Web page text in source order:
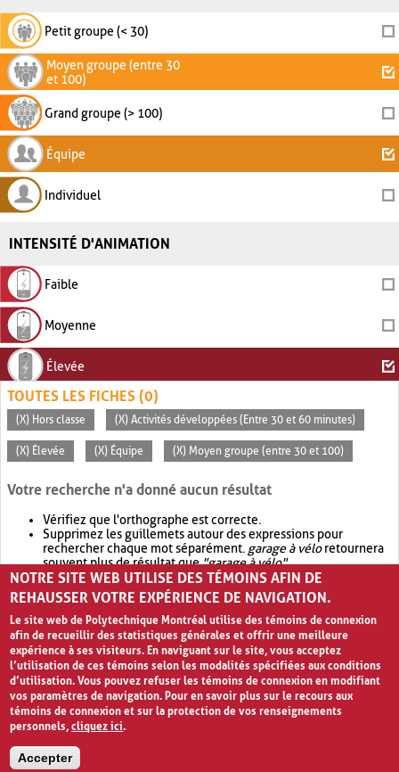
Petit groupe (< 30)
Moyen groupe (entre 30
et 100)
Grand groupe (> 100)
Équipe
Individuel
INTENSITÉ D'ANIMATION
Faible
Moyenne
Élevée
TOUTES LES FICHES (0)
(X) Hors classe (X) Activités développées (Entre 30 et 60 minutes)
(X) Élevée (X) Équipe (X) Moyen groupe (entre 30 et 100)
Votre recherche n'a donné aucun résultat
Vérifiez que l'orthographe est correcte.
Supprimez les guillemets autour des expressions pour
rechercher chaque mot séparément. garage à véloretournera
souvent plus de résultat que"garage à vélo".
Envisagez d'élargir votre recherche avec OR.garage OR vélo
retournera souvent plus de résultat quegarage à vélo
NOTRE SITE WEB UTILISE DES TÉMOINS AFIN DE
REHAUSSER VOTRE EXPÉRIENCE DE NAVIGATION.
Le site web de Polytechnique Montréal utilise des témoins de connexion
afin de recueillir des statistiques générales et offrir une meilleure
expérience à ses visiteurs. En naviguant sur le site, vous acceptez
l’utilisation de ces témoins selon les modalités spécifiées aux conditions
d’utilisation. Vous pouvez refuser les témoins de connexion en modifiant
vos paramètres de navigation. Pour en savoir plus sur le recours aux
témoins de connexion et sur la protection de vos renseignements
personnels,cliquez ici.
Accepter